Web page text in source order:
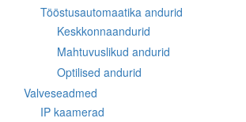
Tööstusautomaatika andurid
Keskkonnaandurid
Mahtuvuslikud andurid
Optilised andurid
Valveseadmed
IP kaamerad